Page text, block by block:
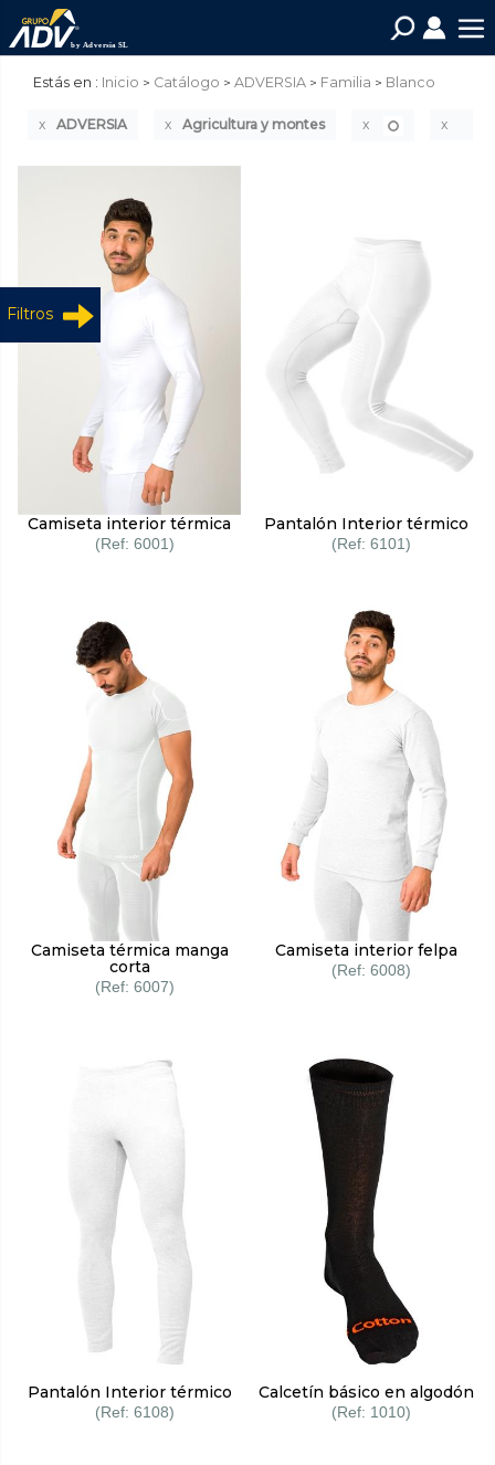
Estás en : Inicio Catálogo ADVERSIA Familia Blanco
Filtros
ADVERSIA Agricultura y montes
Camiseta interior térmica
6001
Pantalón Interior térmico
6101
Camiseta térmica manga
corta
6007
Camiseta interior felpa
6008
Pantalón Interior térmico
6108
Calcetín básico en algodón
1010